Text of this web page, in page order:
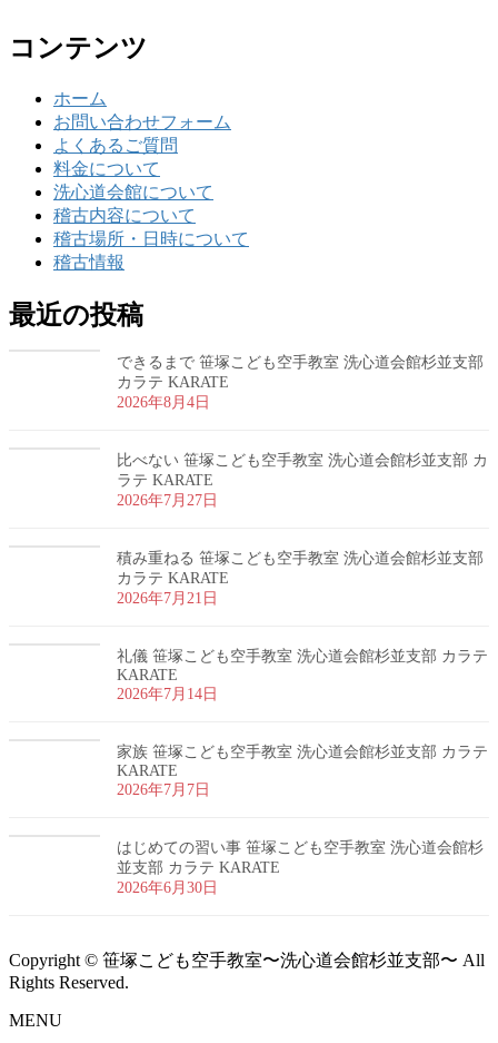
コンテンツ
ホーム
お問い合わせフォーム
よくあるご質問
料金について
洗心道会館について
稽古内容について
稽古場所・日時について
稽古情報
最近の投稿
できるまで 笹塚こども空手教室 洗心道会館杉並支部
カラテ KARATE
2026年8月4日
比べない 笹塚こども空手教室 洗心道会館杉並支部 カ
ラテ KARATE
2026年7月27日
積み重ねる 笹塚こども空手教室 洗心道会館杉並支部
カラテ KARATE
2026年7月21日
礼儀 笹塚こども空手教室 洗心道会館杉並支部 カラテ
KARATE
2026年7月14日
家族 笹塚こども空手教室 洗心道会館杉並支部 カラテ
KARATE
2026年7月7日
はじめての習い事 笹塚こども空手教室 洗心道会館杉
並支部 カラテ KARATE
2026年6月30日
Copyright © 笹塚こども空手教室〜洗心道会館杉並支部〜 All
Rights Reserved.
MENU